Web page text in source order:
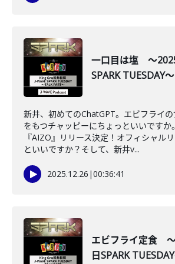
一口目は塩 ～
SPARK TUESDAY～
新井、初めてのChatGPT。エビフライ
をもつチャッピーにちょっといいですか
『AIZO』リリース決定！オフィシャル
といいですか？そして、新井v...
2025.12.26 |00:36:41
エビフライ定食
日SPARK